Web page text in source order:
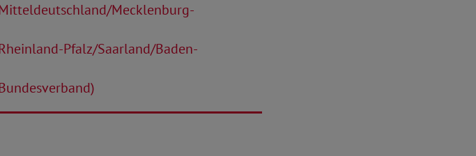
Mecklenburg-
Pfalz/Saarland/Baden-